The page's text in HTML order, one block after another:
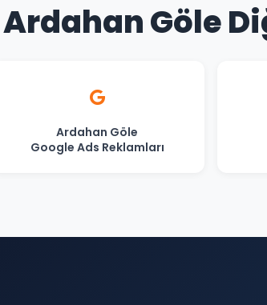
Ardahan Göle
Ardahan Göle
Google Ads Reklamları